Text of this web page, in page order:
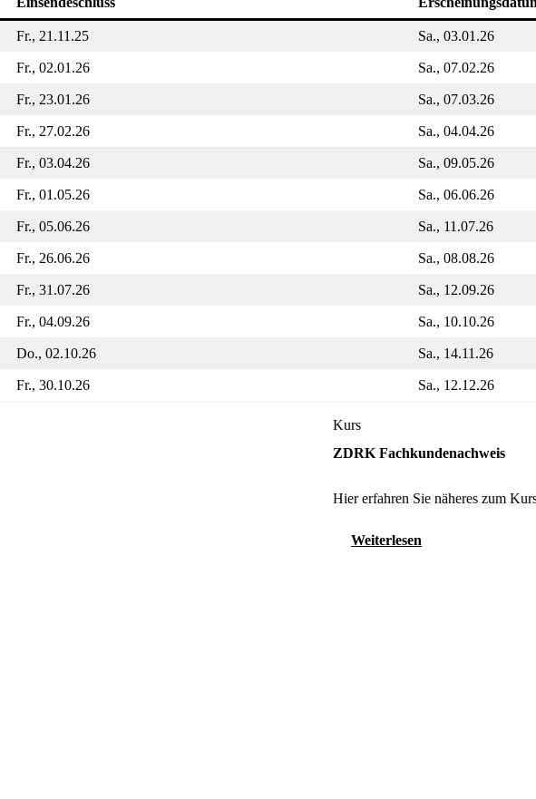
Fr., 21.11.25 Sa., 03.01.26
Fr., 02.01.26 Sa., 07.02.26
Fr., 23.01.26 Sa., 07.03.26
Fr., 27.02.26 Sa., 04.04.26
Fr., 03.04.26 Sa., 09.05.26
Fr., 01.05.26 Sa., 06.06.26
Fr., 05.06.26 Sa., 11.07.26
Fr., 26.06.26 Sa., 08.08.26
Fr., 31.07.26 Sa., 12.09.26
Fr., 04.09.26 Sa., 10.10.26
Do., 02.10.26 Sa., 14.11.26
Fr., 30.10.26 Sa., 12.12.26
Kurs
ZDRK Fachkundenachweis
Hier erfahren Sie näheres zum
Weiterlesen